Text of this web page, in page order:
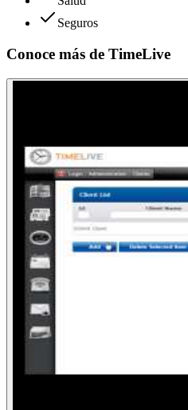
Seguros
Conoce más de TimeLive